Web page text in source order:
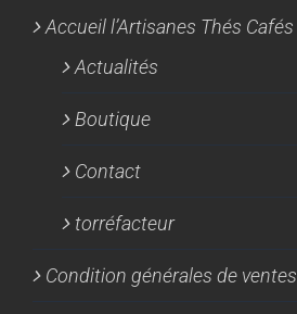
Accueil l’Artisanes Thés Cafés
Actualités
Boutique
Contact
torréfacteur
Condition générales de ventes